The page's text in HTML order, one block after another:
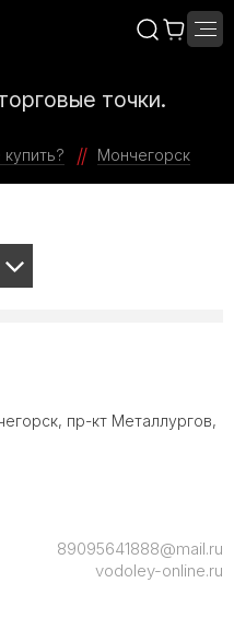
точки.
купить? Мончегорск
пр-кт Металлургов,
89095641888@mail.ru
vodoley-online.ru